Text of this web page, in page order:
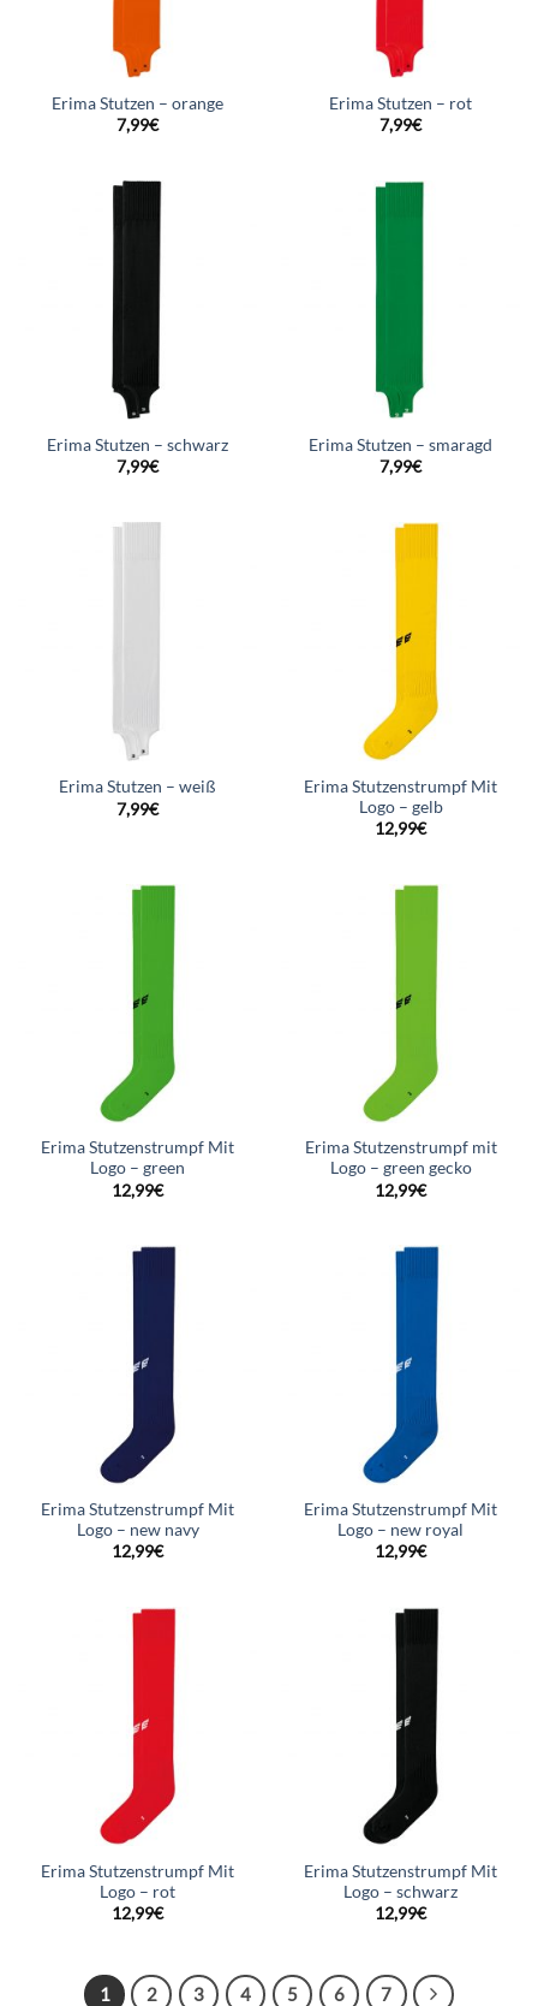
Erima Stutzen – orange
7,99€
Erima Stutzen – rot
7,99€
Erima Stutzen – schwarz
7,99€
Erima Stutzen – smaragd
7,99€
Erima Stutzen – weiß
7,99€
Erima Stutzenstrumpf Mit
Logo – gelb
12,99€
Erima Stutzenstrumpf Mit
Logo – green
12,99€
Erima Stutzenstrumpf mit
Logo – green gecko
12,99€
Erima Stutzenstrumpf Mit
Logo – new navy
12,99€
Erima Stutzenstrumpf Mit
Logo – new royal
12,99€
Erima Stutzenstrumpf Mit
Logo – rot
12,99€
Erima Stutzenstrumpf Mit
Logo – schwarz
12,99€
1 2 3 4 5 6 7